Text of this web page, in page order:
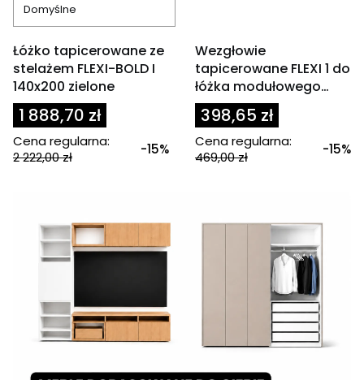
Domyślne
OKAZJA
Łóżko tapicerowane ze
stelażem FLEXI-BOLD I
140x200 zielone
1 888,70 zł
Cena regularna:
2 222,00 zł
-15%
Wezgłowie
tapicerowane FLEXI 1 do
łóżka modułowego
80x200 cm brąz
398,65 zł
Cena regularna:
469,00 zł
-15%